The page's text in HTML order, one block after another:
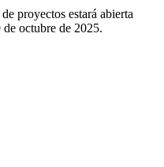
proyectos estará abierta
de octubre de 2025.